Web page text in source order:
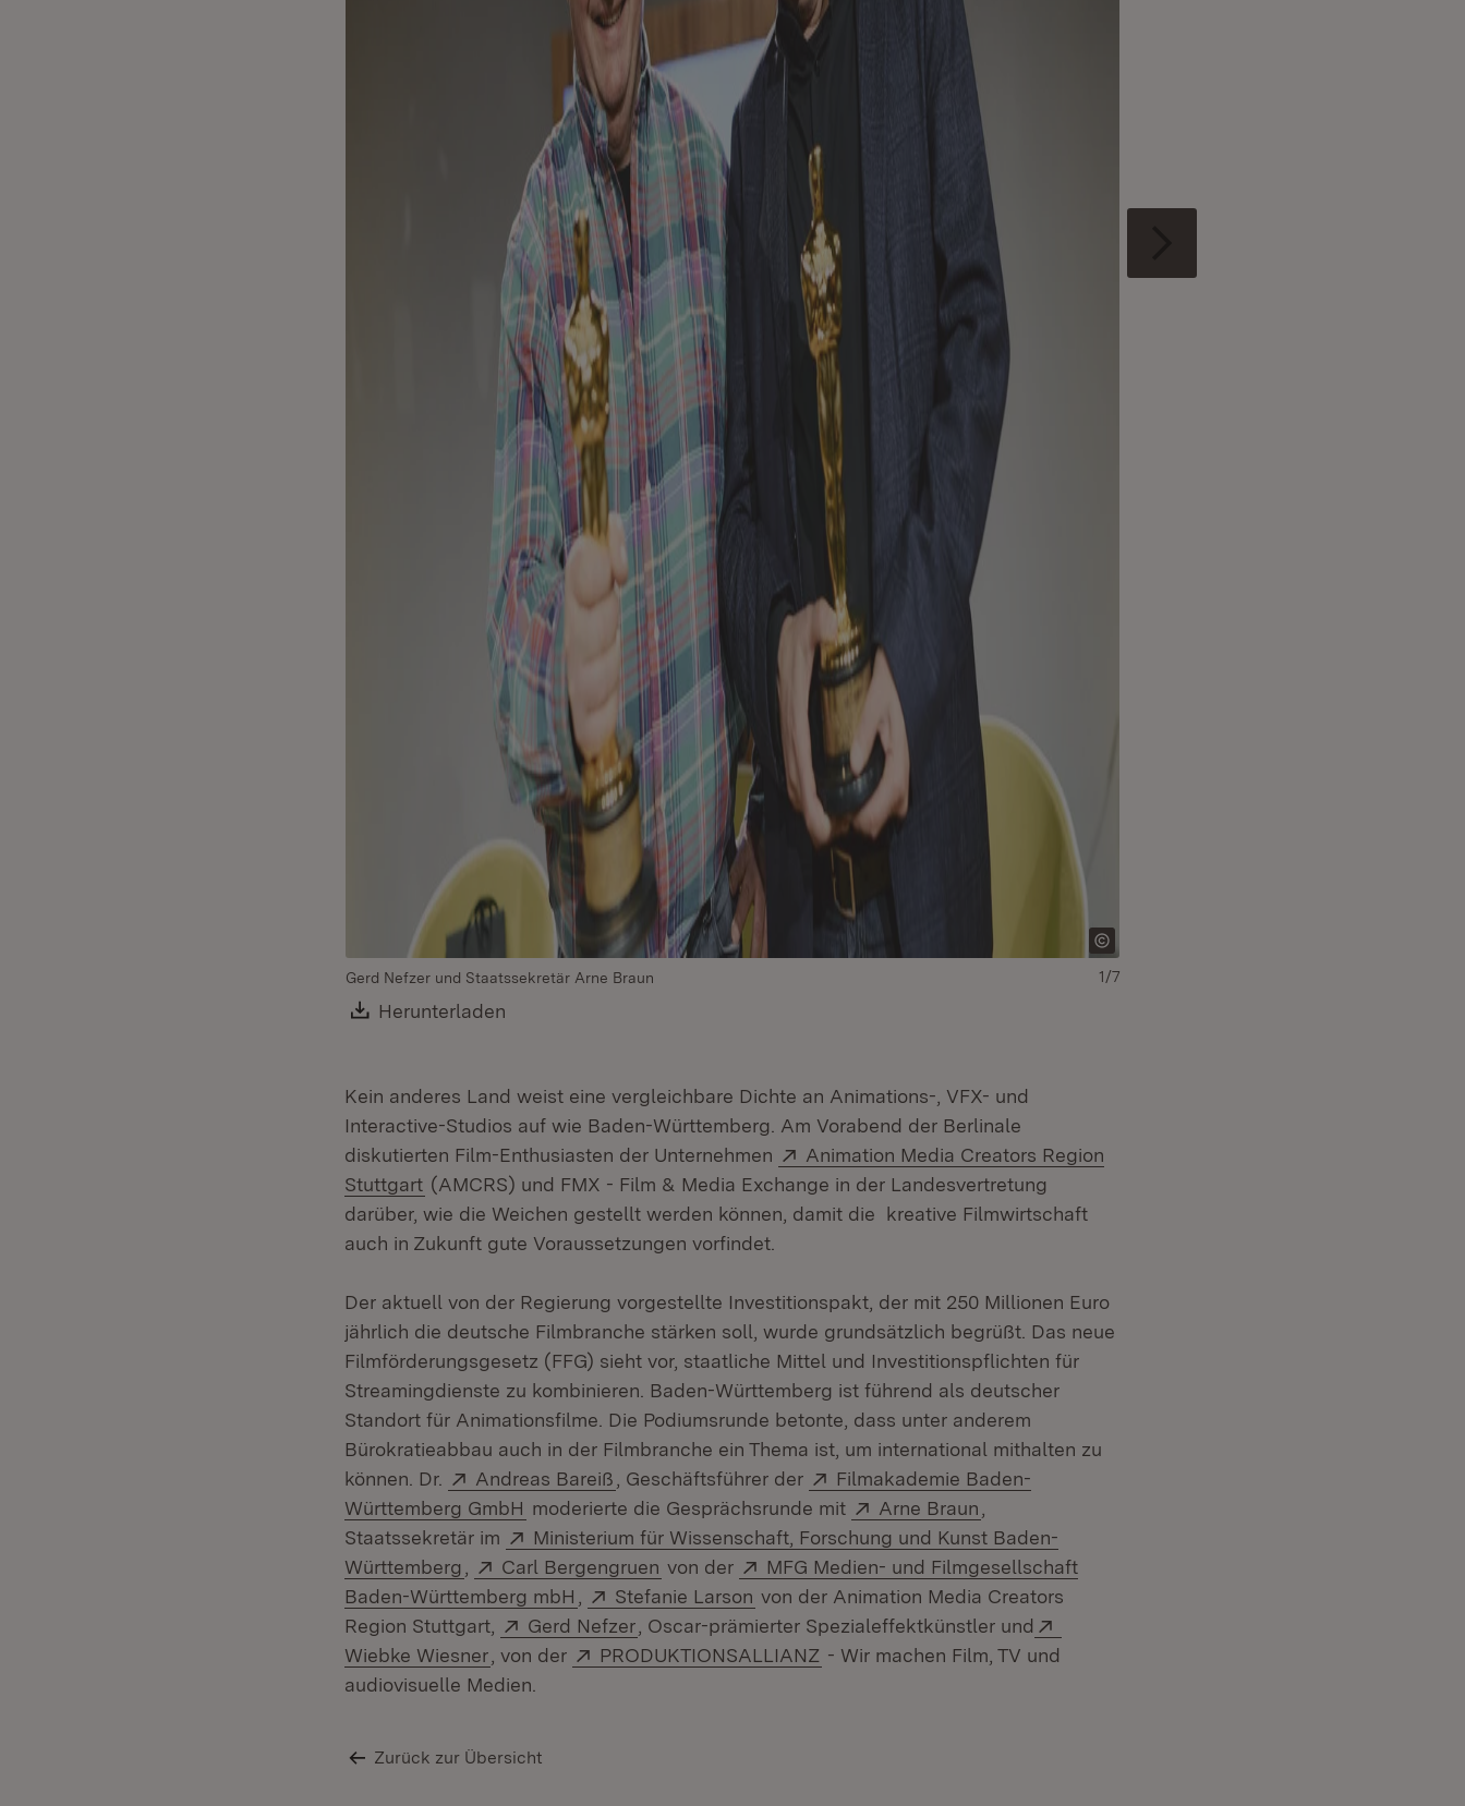
Gerd Nefzer und Staatssekretär Arne Braun
Download:
Herunterladen
1/7
Kein anderes Land weist eine vergleichbare Dichte an Animations-, VFX- und
Interactive-Studios auf wie Baden-Württemberg. Am Vorabend der Berlinale
diskutierten Film-Enthusiasten der Unternehmen
Extern:
Animation Media Creators Region
Stuttgart (Öffnet in neuem Fenster)
(AMCRS) und FMX - Film & Media Exchange in der Landesvertretung
darüber, wie die Weichen gestellt werden können, damit die kreative Filmwirtschaft
auch in Zukunft gute Voraussetzungen vorfindet.
Der aktuell von der Regierung vorgestellte Investitionspakt, der mit 250 Millionen Euro
jährlich die deutsche Filmbranche stärken soll, wurde grundsätzlich begrüßt. Das neue
Filmförderungsgesetz (FFG) sieht vor, staatliche Mittel und Investitionspflichten für
Streamingdienste zu kombinieren. Baden-Württemberg ist führend als deutscher
Standort für Animationsfilme. Die Podiumsrunde betonte, dass unter anderem
Bürokratieabbau auch in der Filmbranche ein Thema ist, um international mithalten zu
können. Dr.
Extern:
Andreas Bareiß (Öffnet in neuem Fenster)
, Geschäftsführer der Extern:
Filmakademie Baden-
Württemberg GmbH (Öffnet in neuem Fenster)
moderierte die Gesprächsrunde mit Extern:
Arne Braun
Staatssekretär im
Extern:
Ministerium für Wissenschaft, Forschung und Kunst Baden-
Württemberg (Öffnet in neuem Fenster)
Extern:
Carl Bergengruen (Öffnet in neuem Fenster)
von der Extern:
MFG Medien- und Filmgesellschaft
Baden-Württemberg mbH (Öffnet in neuem Fenster)
Extern:
Stefanie Larson (Öffnet in neuem Fenster)
von der Animation Media Creators
Region Stuttgart,
Extern:
Gerd Nefzer (Öffnet in neuem Fenster)
, Oscar-prämierter Spezialeffektkünstler und
Wiebke Wiesner (Öffnet in neuem Fenster)
, von der Extern:
PRODUKTIONSALLIANZ (Öffnet in neuem Fenster)
- Wir machen Film, TV und
audiovisuelle Medien.
Zurück zur Übersicht